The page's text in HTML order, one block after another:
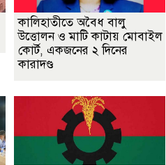
কালিহাতীতে অবৈধ বালু
উত্তোলন ও মাটি কাটায় মোবাইল
কোর্ট, একজনের ২ দিনের
কারাদণ্ড